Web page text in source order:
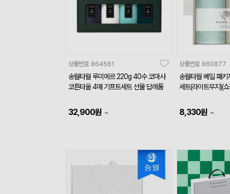
상품번호 864561
송월타월 루미에르 220g 40수 코마사
코튼타올 4매 기프트세트 선물 답례품
32,900원 ~
상품번호 860877
송월타월 베일 패
세트(라이트무지)(
8,330원 ~